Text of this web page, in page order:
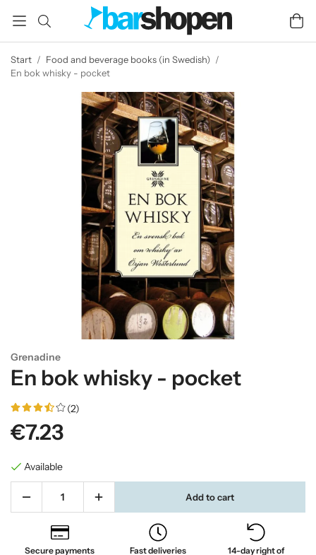
Start / Food and beverage books (in Swedish) /
En bok whisky - pocket
Grenadine
En bok whisky - pocket
(2)
€7.23
Available
Add to cart
Secure payments
Fast deliveries
14-day right of